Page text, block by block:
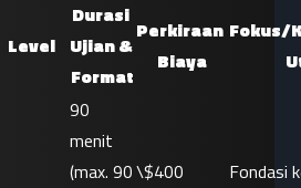
Level
Durasi
Ujian &
Format
Perkiraan
Biaya
Fokus/
90
menit
(max. 90 \$400
Fondasi